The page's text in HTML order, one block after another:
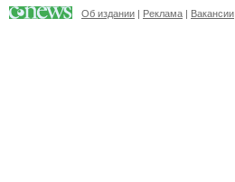
Об издании | Реклама | Вакансии